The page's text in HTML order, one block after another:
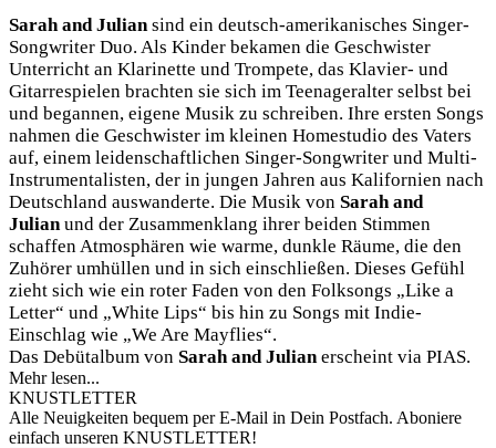
Sarah and Juliansind ein deutsch-amerikanisches Singer-
Songwriter Duo. Als Kinder bekamen die Geschwister
Unterricht an Klarinette und Trompete, das Klavier- und
Gitarrespielen brachten sie sich im Teenageralter selbst bei
und begannen, eigene Musik zu schreiben. Ihre ersten Songs
nahmen die Geschwister im kleinen Homestudio des Vaters
auf, einem leidenschaftlichen Singer-Songwriter und Multi-
Instrumentalisten, der in jungen Jahren aus Kalifornien nach
Deutschland auswanderte. Die Musik von Sarah and
Julianund der Zusammenklang ihrer beiden Stimmen
schaffen Atmosphären wie warme, dunkle Räume, die den
Zuhörer umhüllen und in sich einschließen. Dieses Gefühl
zieht sich wie ein roter Faden von den Folksongs „Like a
Letter“ und „White Lips“ bis hin zu Songs mit Indie-
Einschlag wie „We Are Mayflies“.
Das Debütalbum von Sarah and Julianerscheint via PIAS.
Mehr lesen...
KNUSTLETTER
Alle Neuigkeiten bequem per E-Mail in Dein Postfach. Aboniere
einfach unseren KNUSTLETTER!